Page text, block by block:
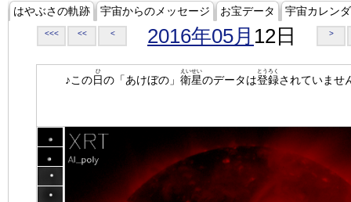
はやぶさの軌跡 宇宙からのメッセージ お宝データ 宇宙カレン
<<< << < 2016年05月 12日 >
♪この日
ひ
の「あけぼの」 衛星
えいせい
のデータは登録
とうろく
されていませ